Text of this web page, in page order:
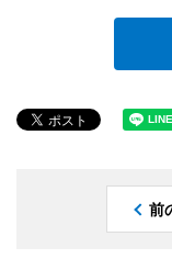
前